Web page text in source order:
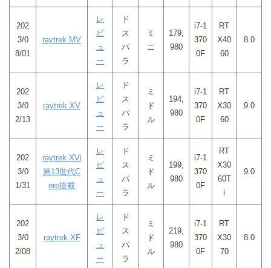
202
3/0
8/01
raytrek MV
レ
ビ
ュ
ー
ド
ス
パ
ラ
ミ
ニ
179,
980
i7-1
370
0F
RT
X40
60
8.0
202
3/0
2/13
raytrek XV
レ
ビ
ュ
ー
ド
ス
パ
ラ
ミ
ド
ル
194,
980
i7-1
370
0F
RT
X30
60
9.0
202
3/0
1/31
raytrek XVi
第13世代C
ore搭載
レ
ビ
ュ
ー
ド
ス
パ
ラ
ミ
ド
ル
199,
980
i7-1
370
0F
RT
X30
60T
i
9.0
202
3/0
2/08
raytrek XF
レ
ビ
ュ
ー
ド
ス
パ
ラ
ミ
ド
ル
219,
980
i7-1
370
0F
RT
X30
70
8.0